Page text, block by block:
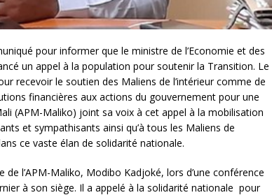
pour informer que le ministre de l’Economie et des
un appel à la population pour soutenir la Transition. Le
recevoir le soutien des Maliens de l’intérieur comme de
financières aux actions du gouvernement pour une
(APM-Maliko) joint sa voix à cet appel à la mobilisation
et sympathisants ainsi qu’à tous les Maliens de
ce vaste élan de solidarité nationale.
de l’APM-Maliko, Modibo Kadjoké, lors d’une conférence
à son siège. Il a appelé à la solidarité nationale pour